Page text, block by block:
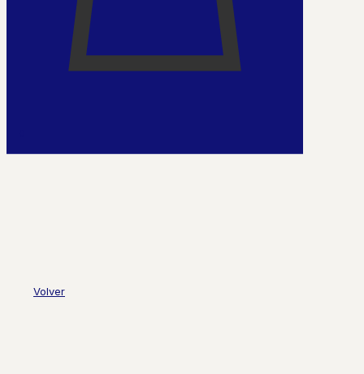
Volver